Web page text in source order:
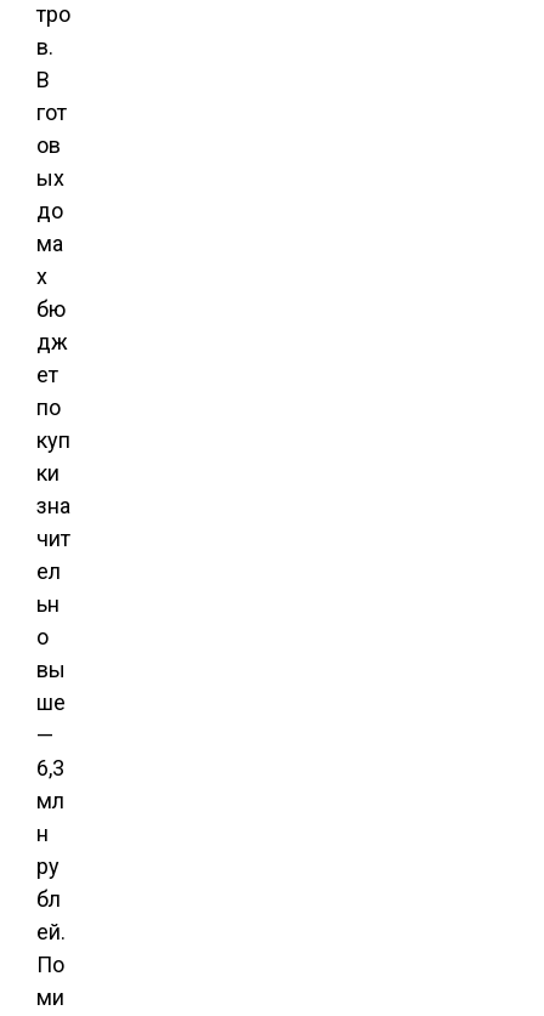
тро
в.
В
гот
ов
ых
до
ма
х
бю
дж
ет
по
куп
ки
зна
чит
ел
ьн
о
вы
ше
—
6,3
мл
н
ру
бл
ей.
По
ми